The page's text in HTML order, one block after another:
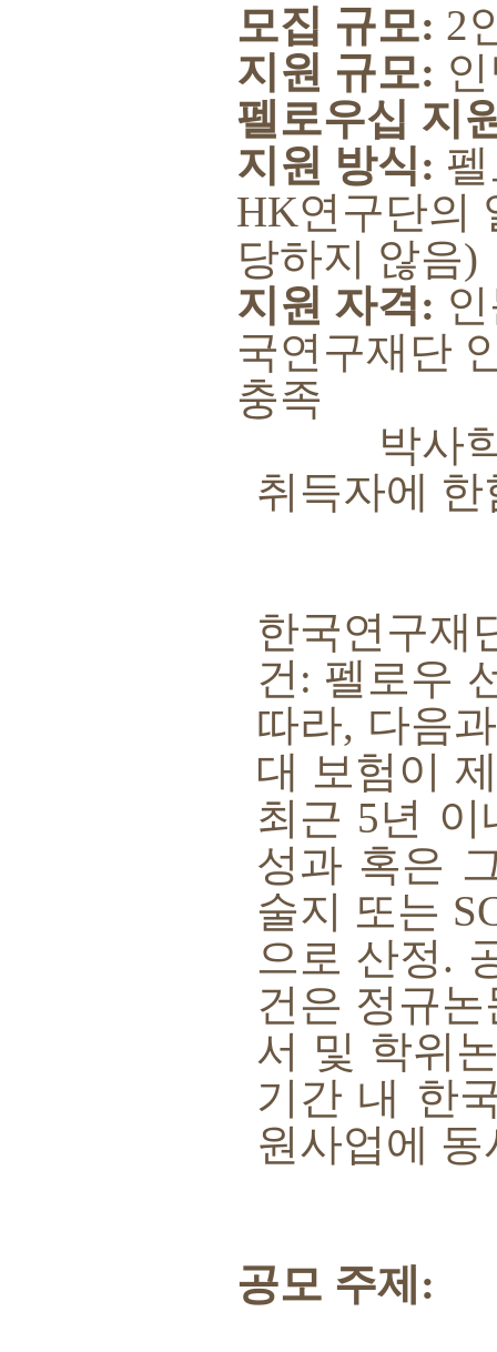
모집 규모: 2
지원 규모:
펠로우십 지
지원 방식:
HK연구단의
당하지 않음)
지원 자격:
국연구재단
충족
박사학
취득자에 한
한국연구재
건 : 펠로우
따라, 다음
대 보험이
최근 5년 이
성과 혹은
술지 또는
으로 산정.
건은 정규
서 및 학위
기간 내 한
원사업에
공모 주제: